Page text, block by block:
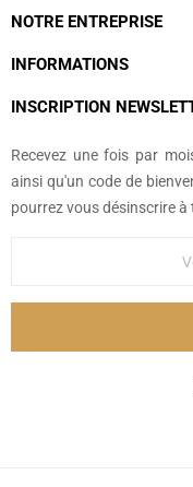
NOTRE ENTREPRISE
INFORMATIONS
INSCRIPTION
Recevez une fois par
ainsi qu'un code de
pourrez vous désinscrire